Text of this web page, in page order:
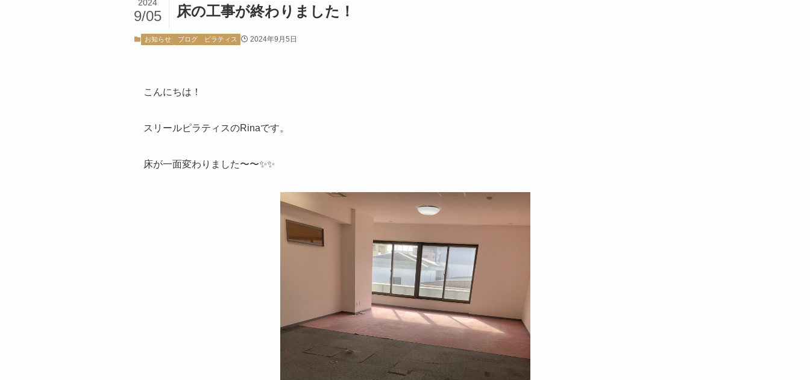
床の工事が終わりました！
2024
9/05
お知らせ ブログ ピラティス 2024年9月5日
こんにちは！
スリールピラティスのRinaです。
床が一面変わりました〜〜✨✨